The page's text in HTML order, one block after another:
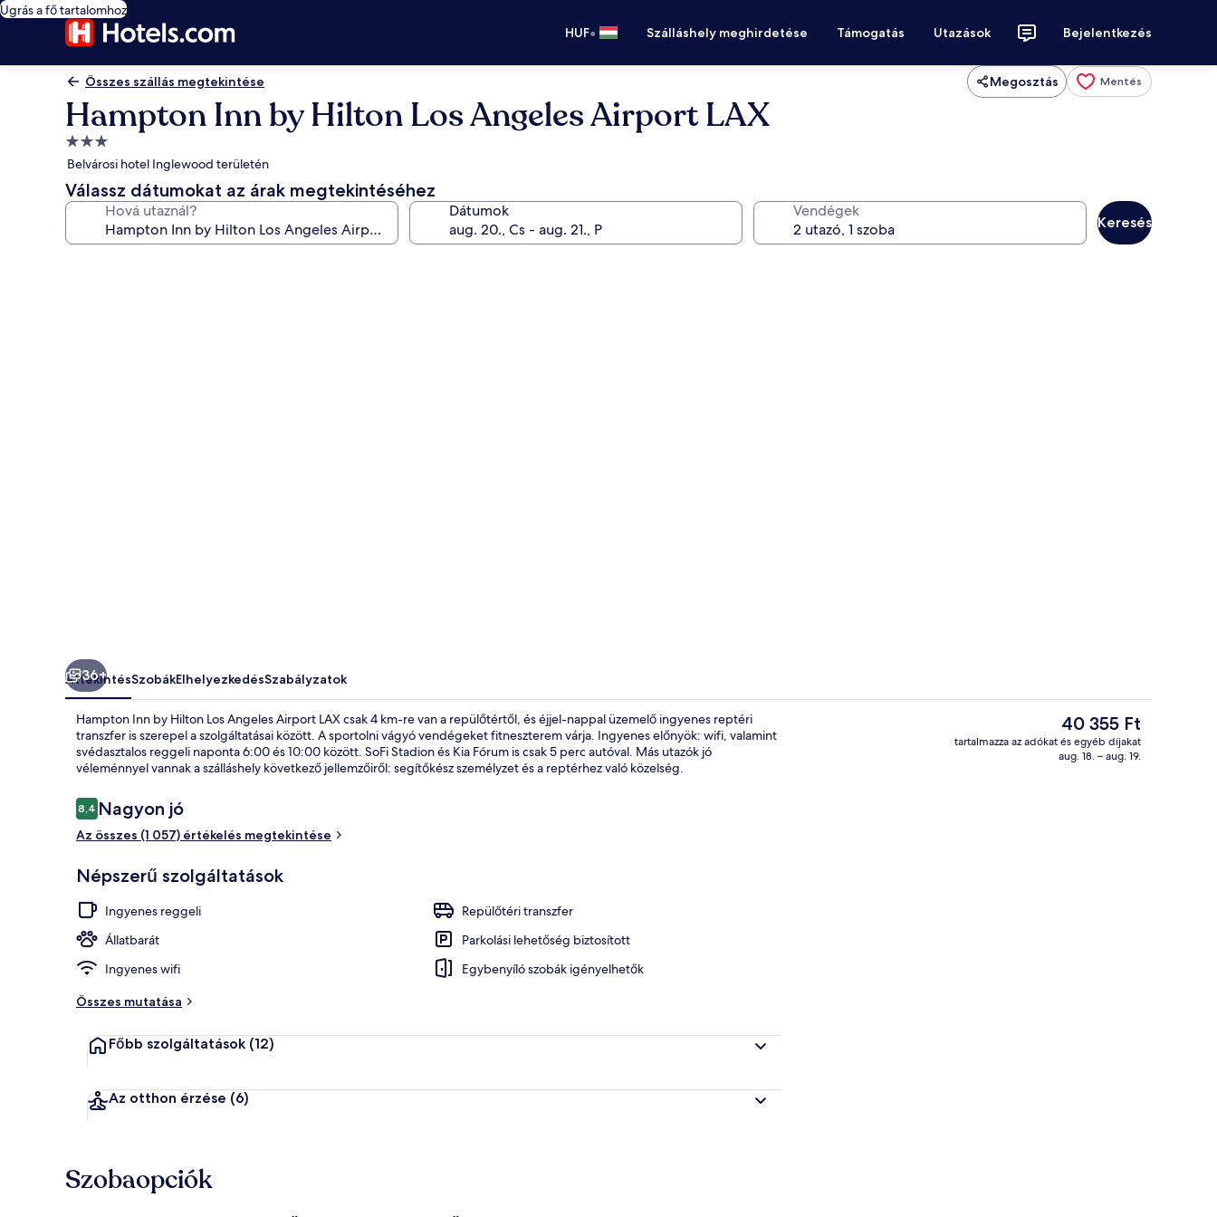
Ugrás a fő tartalomhoz
HUF• Szálláshely meghirdetése Támogatás Utazások Bejelentkezés
Összes szállás megtekintése Megosztás Mentés
Hampton Inn by Hilton Los Angeles Airport LAX
3.0
csillagos
szálláshely
Belvárosi hotel Inglewood területén
Válassz dátumokat az árak megtekintéséhez
Hová utaznál? Dátumok Vendégek
Keresés
Íróasztal, laptophoz jól használható munkafelület és vasaló/vasalódeszka
36+
ÁttekintésSzobákElhelyezkedésSzabályzatok
Hampton Inn by Hilton Los Angeles Airport LAX csak 4 km-re van a repülőtértől, és éjjel-nappal üzemelő ingyenes reptéri
transzfer is szerepel a szolgáltatásai között. A sportolni vágyó vendégeket fitneszterem várja. Ingyenes előnyök: wifi, valamint
svédasztalos reggeli naponta 6:00 és 10:00 között. SoFi Stadion és Kia Fórum is csak 5 perc autóval. Más utazók jó
véleménnyel vannak a szálláshely következő jellemzőiről: segítőkész személyzet és a reptérhez való közelség.
Értékelések
8,48,4 ennyiből: 10
Nagyon jó
Az összes (1 057) értékelés megtekintése
Népszerű szolgáltatások
Ingyenes reggeli
Repülőtéri transzfer
Állatbarát
Parkolási lehetőség biztosított
Ingyenes wifi
Egybenyíló szobák igényelhetők
Összes mutatása
Főbb szolgáltatások (12)
Az otthon érzése (6)
A
jelenlegi
ár
40 355 Ft
tartalmazza az adókat és egyéb díjakat
aug. 18. – aug. 19.
Szobaopciók